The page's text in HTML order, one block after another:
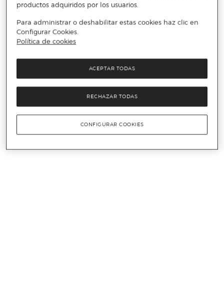
productos adquiridos por los usuarios.
Para administrar o deshabilitar estas cookies haz clic en
Configurar Cookies.
Política de cookies
RECHAZAR TODAS
ACEPTAR TODAS
CONFIGURAR COOKIES